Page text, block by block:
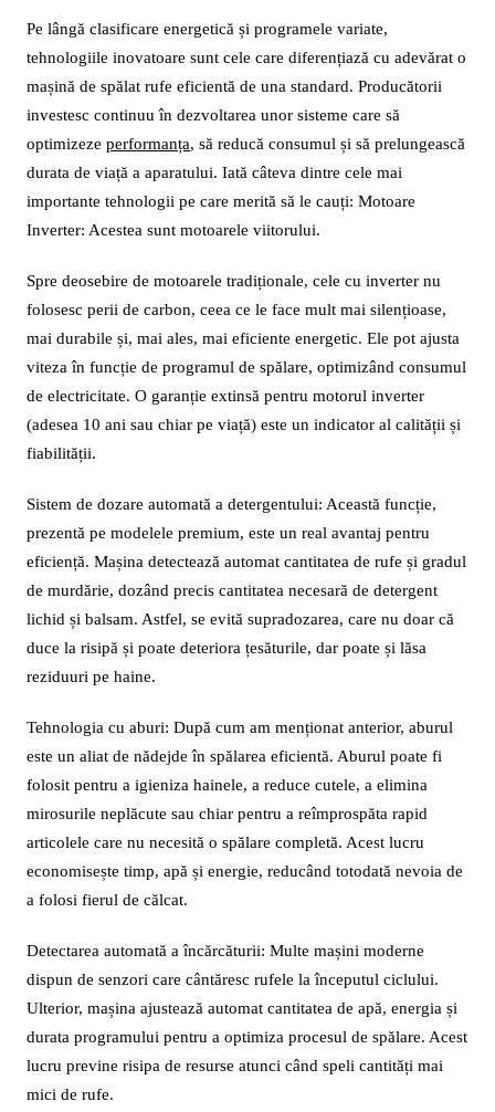
Pe lângă clasificare energetică și programele variate,
tehnologiile inovatoare sunt cele care diferențiază cu adevărat o
mașină de spălat rufe eficientă de una standard. Producătorii
investesc continuu în dezvoltarea unor sisteme care să
optimizeze performanța, să reducă consumul și să prelungească
durata de viață a aparatului. Iată câteva dintre cele mai
importante tehnologii pe care merită să le cauți: Motoare
Inverter: Acestea sunt motoarele viitorului.
Spre deosebire de motoarele tradiționale, cele cu inverter nu
folosesc perii de carbon, ceea ce le face mult mai silențioase,
mai durabile și, mai ales, mai eficiente energetic. Ele pot ajusta
viteza în funcție de programul de spălare, optimizând consumul
de electricitate. O garanție extinsă pentru motorul inverter
(adesea 10 ani sau chiar pe viață) este un indicator al calității și
fiabilității.
Sistem de dozare automată a detergentului: Această funcție,
prezentă pe modelele premium, este un real avantaj pentru
eficiență. Mașina detectează automat cantitatea de rufe și gradul
de murdărie, dozând precis cantitatea necesară de detergent
lichid și balsam. Astfel, se evită supradozarea, care nu doar că
duce la risipă și poate deteriora țesăturile, dar poate și lăsa
reziduuri pe haine.
Tehnologia cu aburi: După cum am menționat anterior, aburul
este un aliat de nădejde în spălarea eficientă. Aburul poate fi
folosit pentru a igieniza hainele, a reduce cutele, a elimina
mirosurile neplăcute sau chiar pentru a reîmprospăta rapid
articolele care nu necesită o spălare completă. Acest lucru
economisește timp, apă și energie, reducând totodată nevoia de
a folosi fierul de călcat.
Detectarea automată a încărcăturii: Multe mașini moderne
dispun de senzori care cântăresc rufele la începutul ciclului.
Ulterior, mașina ajustează automat cantitatea de apă, energia și
durata programului pentru a optimiza procesul de spălare. Acest
lucru previne risipa de resurse atunci când speli cantități mai
mici de rufe.